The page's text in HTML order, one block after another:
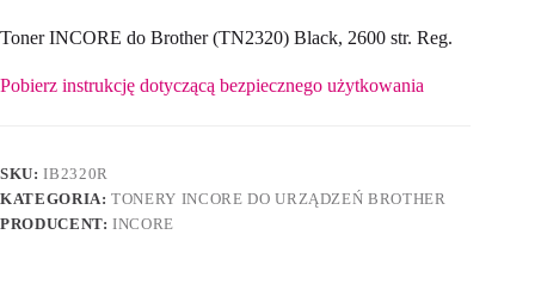
Toner INCORE do Brother (TN2320) Black, 2600 str. Reg.
Pobierz instrukcję dotyczącą bezpiecznego użytkowania
SKU:IB2320R
KATEGORIA:TONERY INCORE DO URZĄDZEŃ BROTHER
PRODUCENT:INCORE